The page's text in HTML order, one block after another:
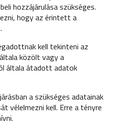
hozzájárulása szükséges.
hogy az érintett a
kell tekinteni az
közölt vagy a
általa átadott adatok
a szükséges adatainak
vélelmezni kell. Erre a tényre